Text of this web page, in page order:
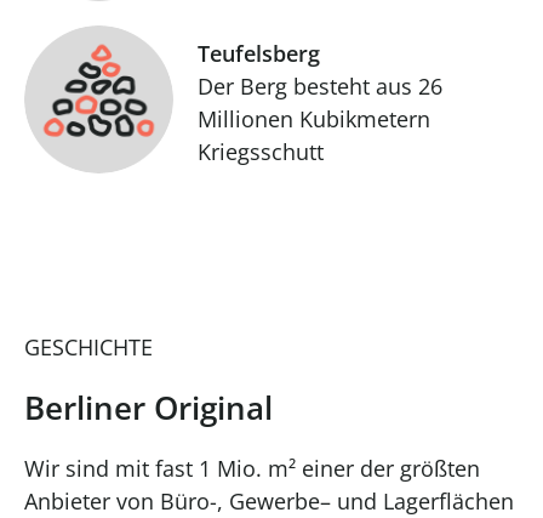
Teufelsberg
Der Berg besteht aus 26
Millionen Kubikmetern
Kriegsschutt
GESCHICHTE
Berliner Original
Wir sind mit fast 1 Mio. m² einer der größten
Anbieter von Büro-, Gewerbe– und Lagerflächen